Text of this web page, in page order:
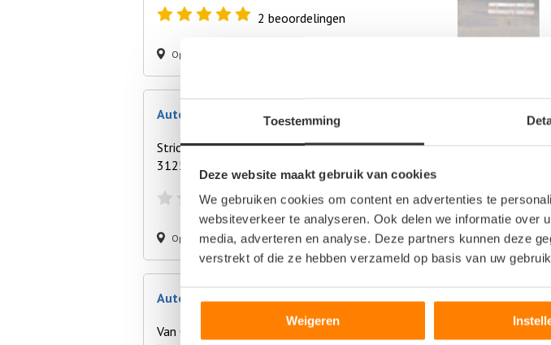
Toestemming
Deze website maakt gebruik van cookies
We gebruiken cookies om content en advertenties te
websiteverkeer te analyseren. Ook delen we informatie over
media, adverteren en analyse. Deze partners kunnen deze
verstrekt of die ze hebben verzameld op basis van uw
Weigeren
2 beoordelingen
Op +- 9 km afstand
Autodemontagebedrijf Schiedam (ADS)
Strickledeweg 99
3125AT Schiedam
0beoordelingen
Op +- 12 km afstand
Autobedrijf D.B. Baris BV
Van Cleeffstraat 1